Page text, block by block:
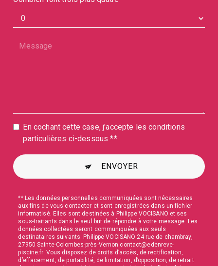
En cochant cette case, j'accepte les conditions
particulières ci-dessous **
ENVOYER
** Les données personnelles communiquées sont nécessaires
aux fins de vous contacter et sont enregistrées dans un fichier
informatisé. Elles sont destinées à Philippe VOCISANO et ses
sous-traitants dans le seul but de répondre à votre message. Les
données collectées seront communiquées aux seuls
destinataires suivants: Philippe VOCISANO 24 rue de chambray,
27950 Sainte-Colombes-près-Vernon contact@edenreve-
piscine.fr. Vous disposez de droits d’accès, de rectification,
d’effacement, de portabilité, de limitation, d’opposition, de retrait